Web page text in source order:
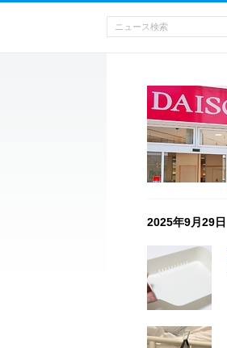
2025年9月29日